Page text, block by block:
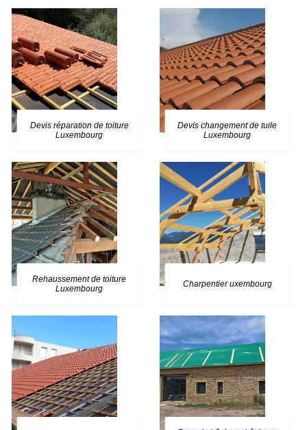
Devis réparation de toiture
Luxembourg
Devis changement de tuile
Luxembourg
Rehaussement de toiture
Luxembourg
Charpentier uxembourg